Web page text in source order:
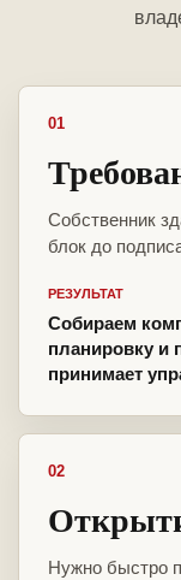
01
Собственник
блок до
РЕЗУЛЬТАТ
Собираем
планировку и
принимает
02
Нужно быстро